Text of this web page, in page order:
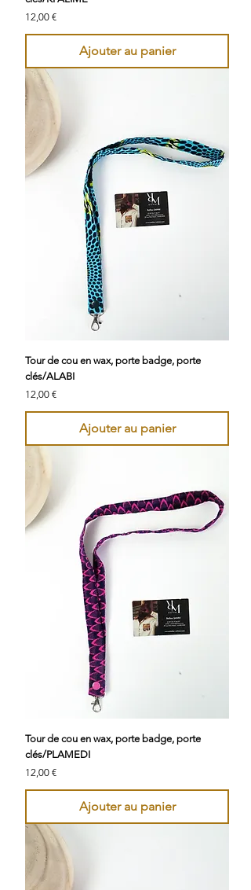
Prix
12,00 €
Ajouter au panier
Tour de cou en wax, porte badge, porte
clés/ALABI
Prix
12,00 €
Ajouter au panier
Tour de cou en wax, porte badge, porte
clés/PLAMEDI
Prix
12,00 €
Ajouter au panier